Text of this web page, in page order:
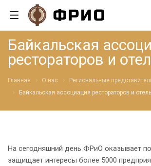
Байкальская
рестораторов и
Главная О нас
Региональные
Байкальская ассоциация рестораторов и
На сегодняшний день ФРиО оказывает
защищает интересы более 5000